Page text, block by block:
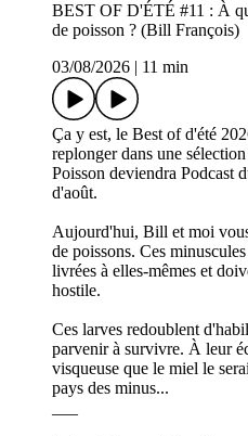
BEST OF D'ÉTÉ #11 : À
de poisson ? (Bill François)
03/08/2026
11 min
Ça y est, le Best of d'été
replonger dans une
Poisson deviendra Podcast
d'août.
Aujourd'hui, Bill et moi
de poissons. Ces
livrées à elles-mêmes et
hostile.
Ces larves redoublent
parvenir à survivre. À leur
visqueuse que le miel le
pays des minus...